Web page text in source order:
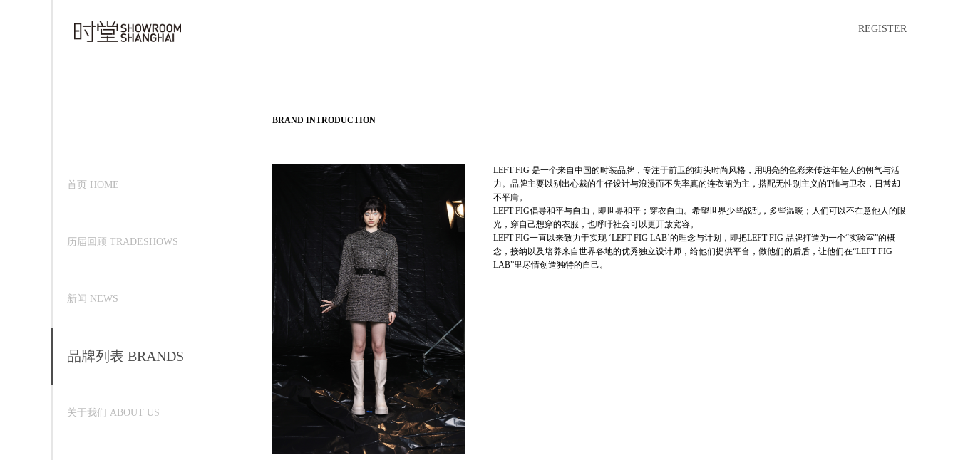
REGISTER
首页 HOME
历届回顾 TRADESHOWS
新闻 NEWS
品牌列表 BRANDS
关于我们 ABOUT US
BRAND INTRODUCTION
LEFT FIG 是一个来自中国的时装品牌，专注于前卫的街头时尚风格，用明亮的色彩来传达年轻人的朝气与活
力。品牌主要以别出心裁的牛仔设计与浪漫而不失率真的连衣裙为主，搭配无性别主义的T恤与卫衣，日常却
不平庸。
LEFT FIG倡导和平与自由，即世界和平；穿衣自由。希望世界少些战乱，多些温暖；人们可以不在意他人的眼
光，穿自己想穿的衣服，也呼吁社会可以更开放宽容。
LEFT FIG一直以来致力于实现 ‘LEFT FIG LAB’的理念与计划，即把LEFT FIG 品牌打造为一个“实验室”的概
念，接纳以及培养来自世界各地的优秀独立设计师，给他们提供平台，做他们的后盾，让他们在“LEFT FIG
LAB”里尽情创造独特的自己。